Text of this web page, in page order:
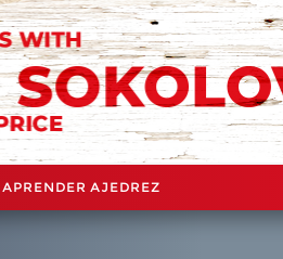
APRENDER AJEDREZ